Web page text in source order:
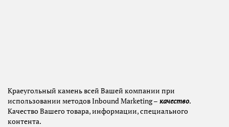
Краеугольный камень всей Вашей компании при
использовании методов Inbound Marketing – качество.
Качество Вашего товара, информации, специального
контента.